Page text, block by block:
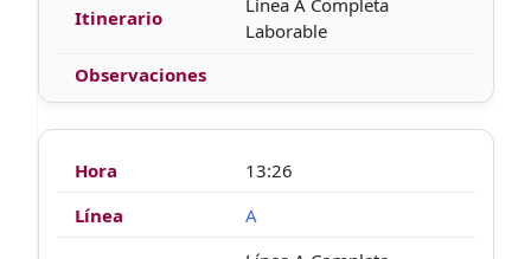
Línea A Completa
Laborable
13:26
A